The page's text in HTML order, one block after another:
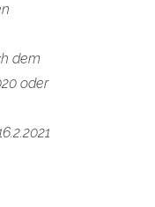
dem
oder